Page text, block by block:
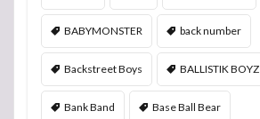
BABYMONSTER back number
Backstreet Boys BALLISTIK BOYZ
Bank Band Base Ball Bear